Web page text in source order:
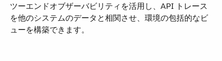
ツーエンドオブザーバビリティを活用し、API トレース
を他のシステムのデータと相関させ、環境の包括的なビ
ューを構築できます。